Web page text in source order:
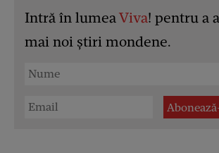
Intră în lumeaViva! pentru a
mai noi știri mondene.